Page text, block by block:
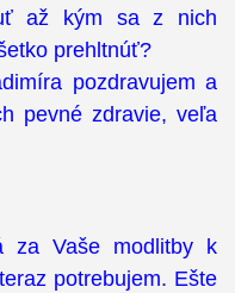
až kým sa z nich
prehltnúť?
pozdravujem a
pevné zdravie, veľa
za Vaše modlitby k
potrebujem. Ešte